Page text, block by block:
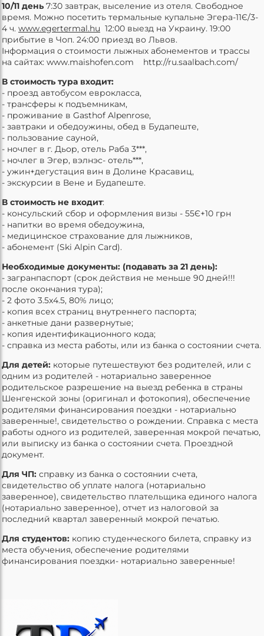
10/11 день 7:30 завтрак, выселение из отеля. Свободное
время. Можно посетить термальные купальне Эгера-11Є/3-
4 ч. www.egertermal.hu 12:00 выезд на Украину. 19:00
прибытие в Чоп. 24:00 приезд во Львов.
Інформация о стоимости лыжных абонементов и трассы
на сайтах: www.maishofen.com http://ru.saalbach.com/
В стоимость тура входит:
- проезд автобусом еврокласса,
- трансферы к подъемникам,
- проживание в Gasthof Alpenrose,
- завтраки и обедоужины, обед в Будапеште,
- пользование сауной,
- ночлег в г. Дьор, отель Раба 3***,
- ночлег в Эгер, вэлнэс- отель***,
- ужин+дегустация вин в Долине Красавиц,
- экскурсии в Вене и Будапеште.
В стоимость не входит:
- консульский сбор и оформления визы - 55Є+10 грн
- напитки во время обедоужина,
- медицинское страхование для лыжников,
- абонемент (Ski Alpin Card).
Необходимые документы: (подавать за 21 день):
- загранпаспорт (срок действия не меньше 90 дней!!!
после окончания тура);
- 2 фото 3.5x4.5, 80% лицо;
- копия всех страниц внутреннего паспорта;
- анкетные дани развернутые;
- копия идентификационного кода;
- справка из места работы, или из банка о состоянии счета.
Для детей: которые путешествуют без родителей, или с
одним из родителей - нотариально заверенное
родительское разрешение на выезд ребенка в страны
Шенгенской зоны (оригинал и фотокопия), обеспечение
родителями финансирования поездки - нотариально
заверенные!, свидетельство о рождении. Справка с места
работы одного из родителей, заверенная мокрой печатью,
или выписку из банка о состоянии счета. Проездной
документ.
Для ЧП: справку из банка о состоянии счета,
свидетельство об уплате налога (нотариально
заверенное), свидетельство плательщика единого налога
(нотариально заверенное), отчет из налоговой за
последний квартал заверенный мокрой печатью.
Для студентов: копию студенческого билета, справку из
места обучения, обеспечение родителями
финансирования поездки- нотариально заверенные!